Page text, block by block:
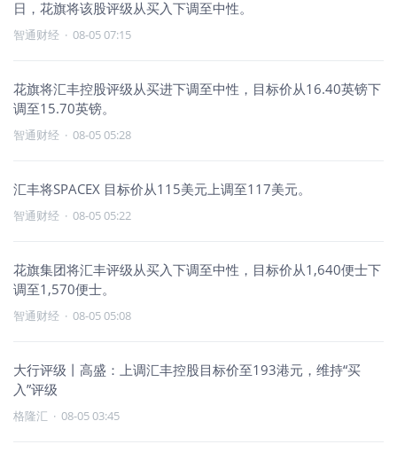
日，花旗将该股评级从买入下调至中性。
智通财经 · 08-05 07:15
花旗将汇丰控股评级从买进下调至中性，目标价从16.40英镑下
调至15.70英镑。
智通财经 · 08-05 05:28
汇丰将SPACEX 目标价从115美元上调至117美元。
智通财经 · 08-05 05:22
花旗集团将汇丰评级从买入下调至中性，目标价从1,640便士下
调至1,570便士。
智通财经 · 08-05 05:08
大行评级丨高盛：上调汇丰控股目标价至193港元，维持“买
入”评级
格隆汇 · 08-05 03:45